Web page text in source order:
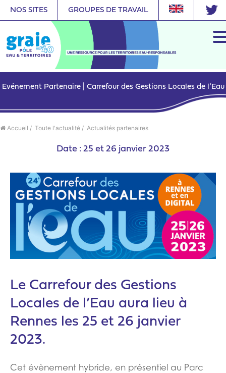
NOS SITES GROUPES DE TRAVAIL
Evénement Partenaire | Carrefour des Gestions Locales de l’Eau
Accueil / Toute l'actualité / Actualités partenaires
Date : 25 et 26 janvier 2023
Le Carrefour des Gestions
Locales de l’Eau aura lieu à
Rennes les 25 et 26 janvier
2023.
Cet évènement hybride, en présentiel au Parc